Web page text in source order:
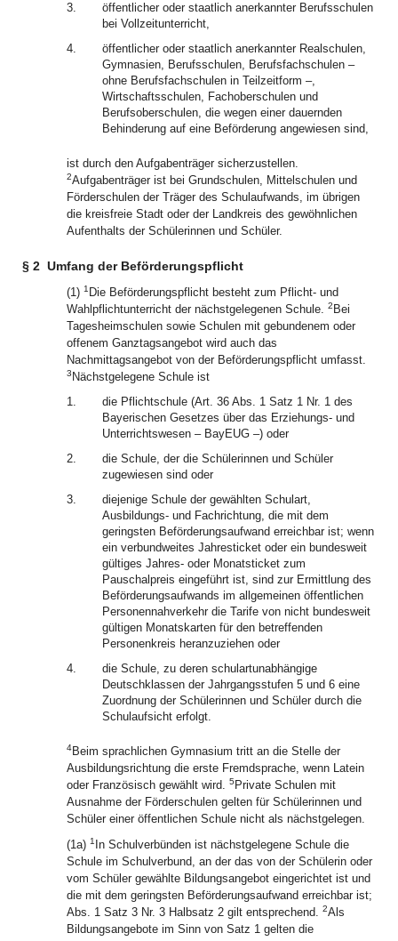
3.
öffentlicher oder staatlich anerkannter Berufsschulen
bei Vollzeitunterricht,
4.
öffentlicher oder staatlich anerkannter Realschulen,
Gymnasien, Berufsschulen, Berufsfachschulen –
ohne Berufsfachschulen in Teilzeitform –,
Wirtschaftsschulen, Fachoberschulen und
Berufsoberschulen, die wegen einer dauernden
Behinderung auf eine Beförderung angewiesen sind,
ist durch den Aufgabenträger sicherzustellen.
2Aufgabenträger ist bei Grundschulen, Mittelschulen und
Förderschulen der Träger des Schulaufwands, im übrigen
die kreisfreie Stadt oder der Landkreis des gewöhnlichen
Aufenthalts der Schülerinnen und Schüler.
§ 2 Umfang der Beförderungspflicht
(1) 1 Die Beförderungspflicht besteht zum Pflicht- und
Wahlpflichtunterricht der nächstgelegenen Schule. 2 Bei
Tagesheimschulen sowie Schulen mit gebundenem oder
offenem Ganztagsangebot wird auch das
Nachmittagsangebot von der Beförderungspflicht umfasst.
3 Nächstgelegene Schule ist
1.
die Pflichtschule (Art. 36 Abs. 1 Satz 1 Nr. 1 des
Bayerischen Gesetzes über das Erziehungs- und
Unterrichtswesen – BayEUG –) oder
2.
die Schule, der die Schülerinnen und Schüler
zugewiesen sind oder
3.
diejenige Schule der gewählten Schulart,
Ausbildungs- und Fachrichtung, die mit dem
geringsten Beförderungsaufwand erreichbar ist; wenn
ein verbundweites Jahresticket oder ein bundesweit
gültiges Jahres- oder Monatsticket zum
Pauschalpreis eingeführt ist, sind zur Ermittlung des
Beförderungsaufwands im allgemeinen öffentlichen
Personennahverkehr die Tarife von nicht bundesweit
gültigen Monatskarten für den betreffenden
Personenkreis heranzuziehen oder
4.
die Schule, zu deren schulartunabhängige
Deutschklassen der Jahrgangsstufen 5 und 6 eine
Zuordnung der Schülerinnen und Schüler durch die
Schulaufsicht erfolgt.
4Beim sprachlichen Gymnasium tritt an die Stelle der
Ausbildungsrichtung die erste Fremdsprache, wenn Latein
oder Französisch gewählt wird. 5 Private Schulen mit
Ausnahme der Förderschulen gelten für Schülerinnen und
Schüler einer öffentlichen Schule nicht als nächstgelegen.
(1a) 1 In Schulverbünden ist nächstgelegene Schule die
Schule im Schulverbund, an der das von der Schülerin oder
vom Schüler gewählte Bildungsangebot eingerichtet ist und
die mit dem geringsten Beförderungsaufwand erreichbar ist;
Abs. 1 Satz 3 Nr. 3 Halbsatz 2 gilt entsprechend. 2Als
Bildungsangebote im Sinn von Satz 1 gelten die